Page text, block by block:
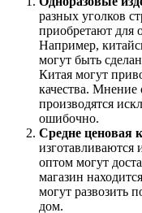
разных уголков
приобретают для
Например,
могут быть
Китая могут
качества.
производятся
ошибочно.
Средне ценовая
изготавливаются
оптом могут
магазин
могут развозить
дом.